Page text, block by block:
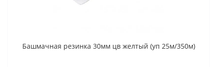
Башмачная резинка 30мм цв желтый (уп 25м/350м)